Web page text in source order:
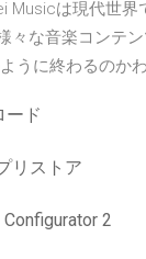
Musicは現代世
々な音楽コンテ
うに終わるのか
ード
リストア
2